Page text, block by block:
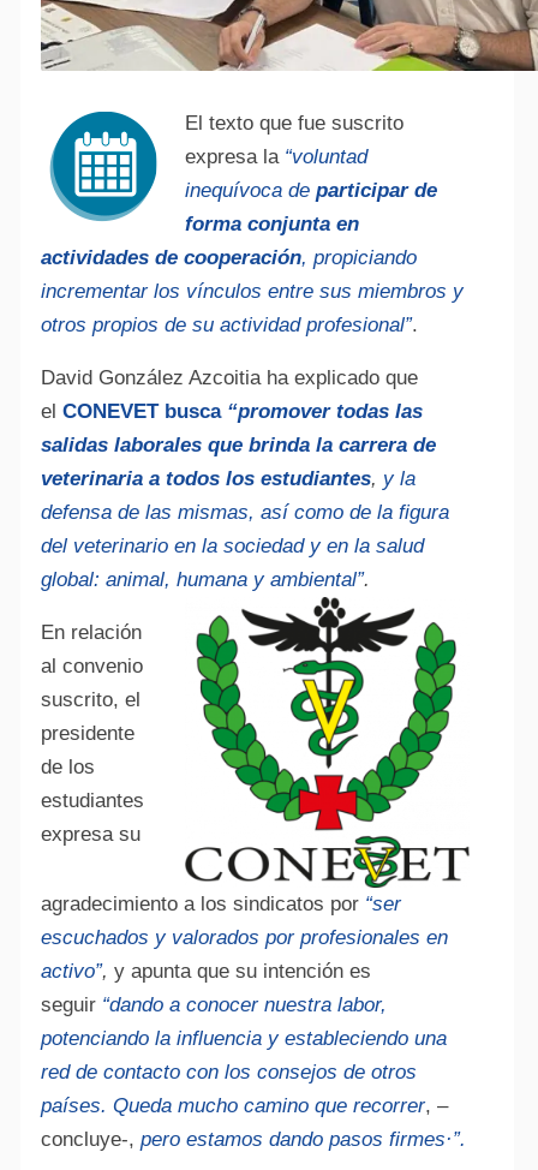
El texto que fue suscrito
expresa la “voluntad
inequívoca de participar de
forma conjunta en
actividades de cooperación, propiciando
incrementar los vínculos entre sus miembros y
otros propios de su actividad profesional”.
David González Azcoitia ha explicado que
el CONEVET busca “promover todas las
salidas laborales que brinda la carrera de
veterinaria a todos los estudiantes, y la
defensa de las mismas, así como de la figura
del veterinario en la sociedad y en la salud
global: animal, humana y ambiental”.
En relación
al convenio
suscrito, el
presidente
de los
estudiantes
expresa su
agradecimiento a los sindicatos por “ser
escuchados y valorados por profesionales en
activo”, y apunta que su intención es
seguir “dando a conocer nuestra labor,
potenciando la influencia y estableciendo una
red de contacto con los consejos de otros
países. Queda mucho camino que recorrer, –
concluye-, pero estamos dando pasos firmes·”.